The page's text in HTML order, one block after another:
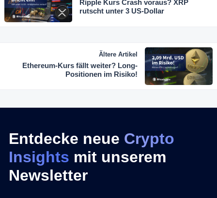
Ripple Kurs Crash voraus? XRP
rutscht unter 3 US-Dollar
Ältere Artikel
Ethereum-Kurs fällt weiter? Long-
Positionen im Risiko!
Entdecke neue Crypto
Insights mit unserem
Newsletter